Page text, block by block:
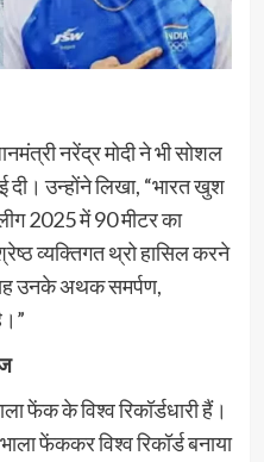
नरेंद्र मोदी ने भी सोशल
दी। उन्होंने लिखा, “भारत खुश
2025 में 90 मीटर का
व्यक्तिगत थ्रो हासिल करने
उनके अथक समर्पण,
फेंक के विश्व रिकॉर्डधारी हैं।
फेंककर विश्व रिकॉर्ड बनाया